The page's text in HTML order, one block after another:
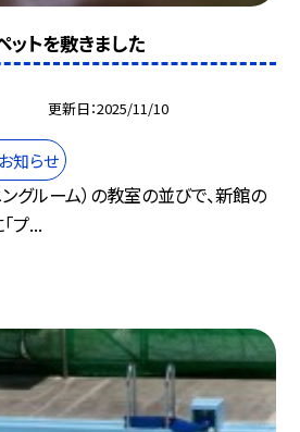
ットを敷きました
更新日 2025/11/10
知らせ
グルーム）の教室の並びで、新館の
プ...